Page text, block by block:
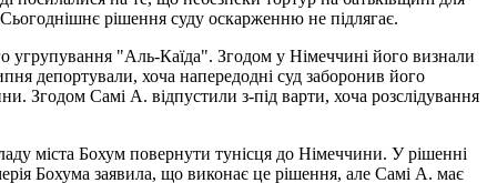
рішення суду оскарженню не підлягає.
угрупування "Аль-Каїда". Згодом у Німеччині його визнали
депортували, хоча напередодні суд заборонив його
Згодом Самі А. відпустили з-під варти, хоча розслідування
міста Бохум повернути тунісця до Німеччини. У рішенні
Бохума заявила, що виконає це рішення, але Самі А. має